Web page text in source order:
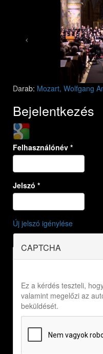
Mozart: Requiem
Mozart: Requiem
Darab: Mozart, Wolfgang
Bejelentkezés
Login with Google
Felhasználónév *
Jelszó *
Új jelszó igénylése
CAPTCHA
Ez a kérdés teszteli,
valamint megelőzi az
beküldését.